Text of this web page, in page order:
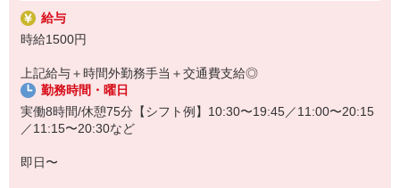
□日払い・週払いOK
□来社不要で登録OK
・・・・・・・・・・・・・・・・・・・・・
日本発のスニーカーセレクトショップ兼ブランドです。
東京・原宿を拠点に、限定モデルやコラボ商品を多数展開。
スニーカーカルチャーを軸に、国内外から高い支持を集めていま
す。
給与
時給1500円
上記給与＋時間外勤務手当＋交通費支給◎
勤務時間・曜日
実働8時間/休憩75分【シフト例】10:30〜19:45／11:00〜20:15
／11:15〜20:30など
即日〜